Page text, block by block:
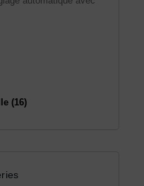
(16)